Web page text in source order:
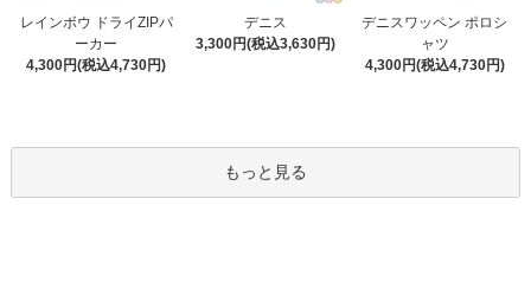
レインボウ ドライZIPパ
ーカー
4,300円(税込4,730円)
デニス
3,300円(税込3,630円)
デニスワッペン ポロシ
ャツ
4,300円(税込4,730円)
もっと見る